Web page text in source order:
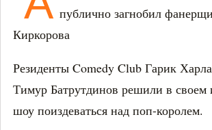
Резиденты Comedy Club Гарик
Тимур Батрутдинов решили в своем
шоу поиздеваться над поп-королем.